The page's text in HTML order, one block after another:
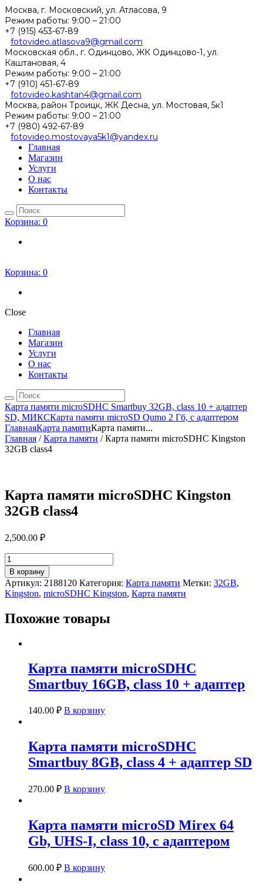
Москва, г. Московский, ул. Атласова, 9
Режим работы: 9:00 – 21:00
+7 (915) 453-67-89
fotovideo.atlasova9@gmail.com
Московская обл., г. Одинцово, ЖК Одинцово-1, ул.
Каштановая, 4
Режим работы: 9:00 – 21:00
+7 (910) 451-67-89
fotovideo.kashtan4@gmail.com
Москва, район Троицк, ЖК Десна, ул. Мостовая, 5к1
Режим работы: 9:00 – 21:00
+7 (980) 492-67-89
fotovideo.mostovaya5k1@yandex.ru
Главная
Магазин
Услуги
О нас
Контакты
Корзина: 0
Корзина: 0
Close
Главная
Магазин
Услуги
О нас
Контакты
Карта памяти microSDHC Smartbuy 32GB, class 10 + адаптер
SD, МИКСКарта памяти microSD Qumo 2 Гб, с адаптером
ГлавнаяКарта памятиКарта памяти...
Главная /Карта памяти / Карта памяти microSDHC Kingston
32GB class4
Карта памяти microSDHC Kingston
32GB class4
2,500.00 ₽
Количество
товара
Карта
памяти
microSDHC
32GB
В корзину
Артикул: 2188120 Категория: Карта памяти Метки: 32GB,
Kingston, microSDHC Kingston, Карта памяти
Похожие товары
Карта памяти microSDHC
Smartbuy 16GB, class 10 + адаптер
140.00 ₽ В корзину
Карта памяти microSDHC
Smartbuy 8GB, class 4 + адаптер SD
270.00 ₽ В корзину
Карта памяти microSD Mirex 64
Gb, UHS-I, class 10, с адаптером
600.00 ₽ В корзину